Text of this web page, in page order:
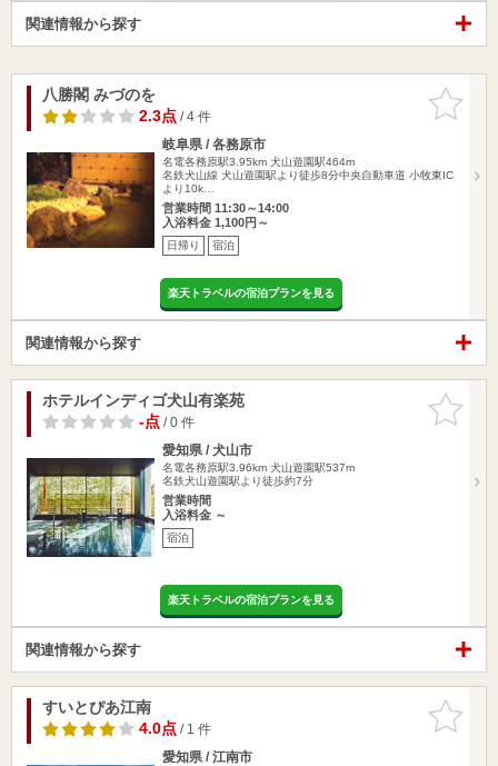
関連情報から探す
お気に入
りに追加
八勝閣 みづのを
2.3点/ 4 件
岐阜県 / 各務原市
名電各務原駅3.95km 犬山遊園駅464m
名鉄犬山線 犬山遊園駅より徒歩8分中央自動車道 小牧東IC
より10k…
営業時間 11:30～14:00
入浴料金 1,100円～
日帰り 宿泊
楽天トラベルの宿泊プランを見る
関連情報から探す
お気に入
りに追加
ホテルインディゴ犬山有楽苑
-点/ 0 件
愛知県 / 犬山市
名電各務原駅3.96km 犬山遊園駅537m
名鉄犬山遊園駅より徒歩約7分
営業時間
入浴料金 ～
宿泊
楽天トラベルの宿泊プランを見る
関連情報から探す
お気に入
りに追加
すいとぴあ江南
4.0点/ 1 件
愛知県 / 江南市